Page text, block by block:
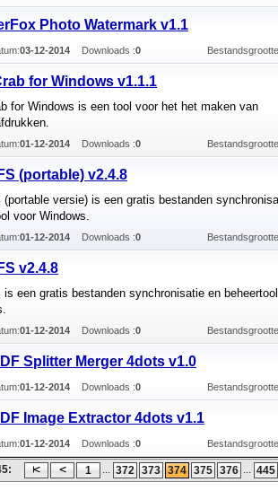
Photo Watermark v1.1
03-12-2014 Downloads :0
for Windows v1.1.1
for Windows is een tool voor het het maken van
01-12-2014 Downloads :0
(portable) v2.4.8
(portable versie) is een gratis bestanden
voor Windows.
01-12-2014 Downloads :0
v2.4.8
is een gratis bestanden synchronisatie en
01-12-2014 Downloads :0
Splitter Merger 4dots v1.0
01-12-2014 Downloads :0
Image Extractor 4dots v1.1
01-12-2014 Downloads :0
1 ... 372 373 374 375 376 ... 445